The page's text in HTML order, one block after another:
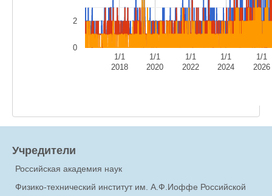
1/1
2018
1/1
2020
1/1
2022
1/1
2024
1/1
2026
0
2
Учредители
Российская академия наук
Физико-технический институт им. А.Ф.Иоффе Российской